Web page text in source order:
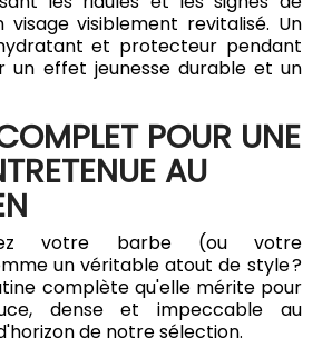
visage visiblement revitalisé. Un
et protecteur pendant
un effet jeunesse durable et un
POUR UNE
AU
votre barbe (ou votre
un véritable atout de style ?
complète qu'elle mérite pour
dense et impeccable au
de notre sélection.